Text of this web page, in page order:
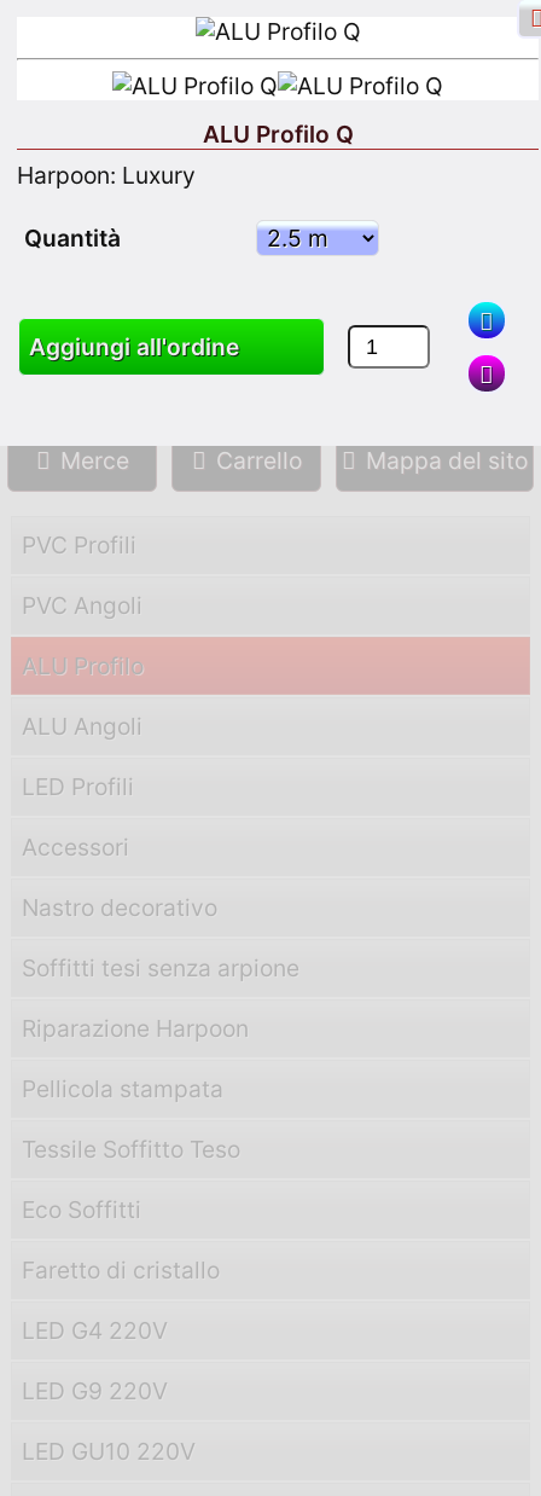
Accesso a Facebook
Iscriviti
Ricerca
Merce Carrello Mappa del sito
PVC Profili
PVC Angoli
ALU Profilo
ALU Angoli
LED Profili
Accessori
Nastro decorativo
Soffitti tesi senza arpione
Riparazione Harpoon
Pellicola stampata
Tessile Soffitto Teso
Eco Soffitti
Faretto di cristallo
LED G4 220V
LED G9 220V
LED GU10 220V
ALU Profilo Q
Harpoon: Luxury
Quantità
Aggiungi all'ordine